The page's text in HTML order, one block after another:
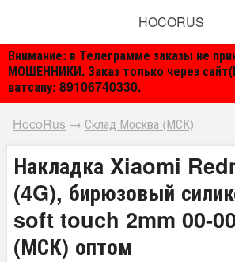
Внимание: в Телеграмме заказы не
МОШЕННИКИ. Заказ только через
ватсапу: 89106740330.
HOCORUS
HocoRus → Склад Москва (МСК)
Накладка Xiaomi
(4G), бирюзовый
soft touch 2mm 00-
(МСК) оптом